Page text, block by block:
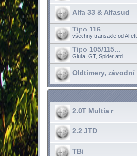
Alfa 33 & Alfasud
Tipo 116...
všechny transaxle od
Tipo 105/115...
Giulia, GT, Spider atd...
Oldtimery,
2.0T Multiair
2.2 JTD
TBi